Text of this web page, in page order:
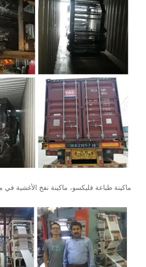
ماكينة طباعة فليكسو، ماكينة نفخ الأغشية في